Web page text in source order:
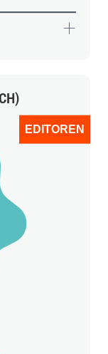
EDITOREN